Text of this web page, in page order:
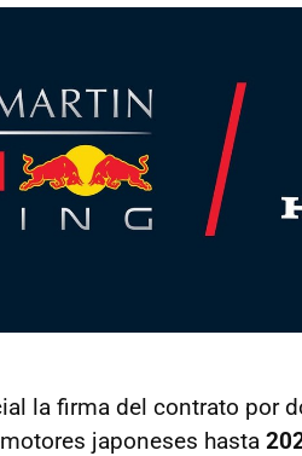
la firma del contrato por
japoneses hasta